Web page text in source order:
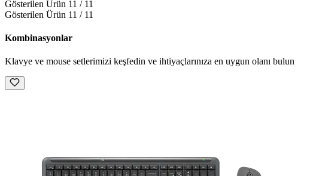
Gösterilen Ürün 11 / 11
Gösterilen Ürün 11 / 11
Kombinasyonlar
Klavye ve mouse setlerimizi keşfedin ve ihtiyaçlarınıza en uygun olanı bulun